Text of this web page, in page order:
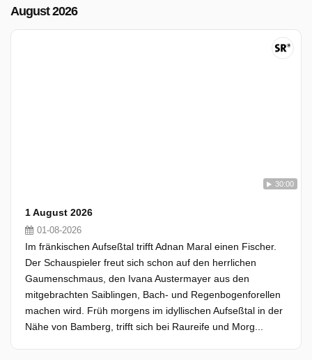
August 2026
30:00
1 August 2026
01-08-2026
Im fränkischen Aufseßtal trifft Adnan Maral einen Fischer.
Der Schauspieler freut sich schon auf den herrlichen
Gaumenschmaus, den Ivana Austermayer aus den
mitgebrachten Saiblingen, Bach- und Regenbogenforellen
machen wird. Früh morgens im idyllischen Aufseßtal in der
Nähe von Bamberg, trifft sich bei Raureife und Morg...